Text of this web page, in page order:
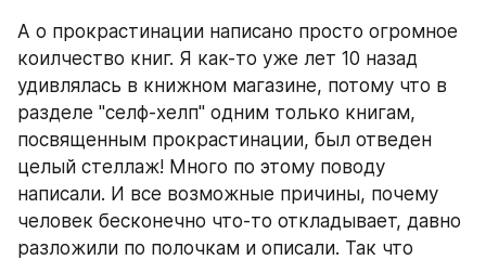
А о прокрастинации написано просто огромное
коилчество книг. Я как-то уже лет 10 назад
удивлялась в книжном магазине, потому что в
разделе "селф-хелп" одним только книгам,
посвященным прокрастинации, был отведен
целый стеллаж! Много по этому поводу
написали. И все возможные причины, почему
человек бесконечно что-то откладывает, давно
разложили по полочкам и описали. Так что